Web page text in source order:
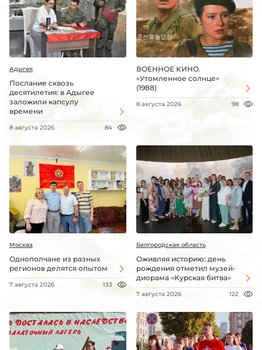
Адыгея
Послание сквозь
десятилетия: в Адыгее
заложили капсулу
времени
8 августа 2026 84
ВОЕННОЕ КИНО.
«Утомленное солнце»
(1988)
8 августа 2026 98
Москва
Однополчане из разных
регионов делятся опытом
7 августа 2026 133
Белгородская область
Оживляя историю: день
рождения отметил музей-
диорама «Курская битва»
7 августа 2026 122